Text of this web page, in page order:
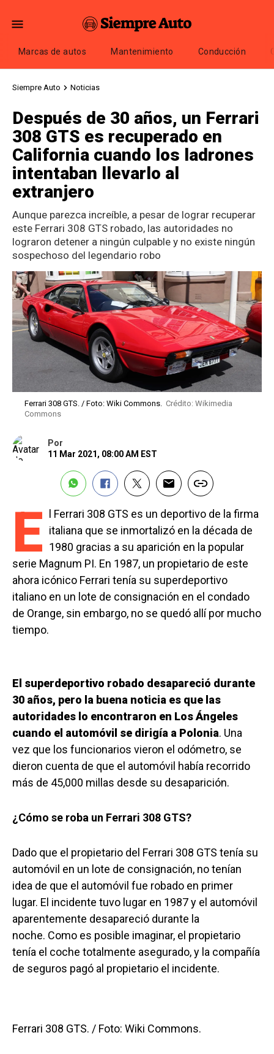
Marcas de autos Mantenimiento Conducción
Siempre Auto Noticias
Después de 30 años, un Ferrari
308 GTS es recuperado en
California cuando los ladrones
intentaban llevarlo al
extranjero
Aunque parezca increíble, a pesar de lograr recuperar
este Ferrari 308 GTS robado, las autoridades no
lograron detener a ningún culpable y no existe ningún
sospechoso del legendario robo
Ferrari 308 GTS. / Foto: Wiki Commons. Crédito: Wikimedia
Commons
Por
11 Mar 2021, 08:00 AM EST
E l Ferrari 308 GTS es un deportivo de la firma
italiana que se inmortalizó en la década de
1980 gracias a su aparición en la popular
serie Magnum PI. En 1987, un propietario de este
ahora icónico Ferrari tenía su superdeportivo
italiano en un lote de consignación en el condado
de Orange, sin embargo, no se quedó allí por mucho
tiempo.
El superdeportivo robado desapareció durante
30 años, pero la buena noticia es que las
autoridades lo encontraron en Los Ángeles
cuando el automóvil se dirigía a Polonia. Una
vez que los funcionarios vieron el odómetro, se
dieron cuenta de que el automóvil había recorrido
más de 45,000 millas desde su desaparición.
¿Cómo se roba un Ferrari 308 GTS?
Dado que el propietario del Ferrari 308 GTS tenía su
automóvil en un lote de consignación, no tenían
idea de que el automóvil fue robado en primer
lugar. El incidente tuvo lugar en 1987 y el automóvil
aparentemente desapareció durante la
noche. Como es posible imaginar, el propietario
tenía el coche totalmente asegurado, y la compañía
de seguros pagó al propietario el incidente.
Ferrari 308 GTS. / Foto: Wiki Commons.